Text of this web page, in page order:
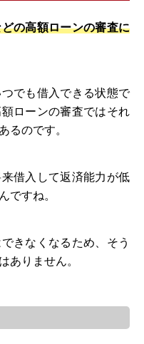
の高額ローンの審査に
でも借入できる状態で
ローンの審査ではそれ
るのです。
借入して返済能力が低
ですね。
きなくなるため、そう
ありません。